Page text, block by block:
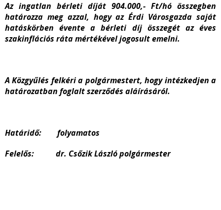
Az ingatlan bérleti díját 904.000,- Ft/hó összegben
határozza meg azzal, hogy az Érdi Városgazda saját
hatáskörben évente a bérleti díj összegét az éves
szakinflációs ráta mértékével jogosult emelni.
A Közgyűlés felkéri a polgármestert, hogy intézkedjen a
határozatban foglalt szerződés aláírásáról.
Határidő: folyamatos
Felelős: dr. Csőzik László polgármester